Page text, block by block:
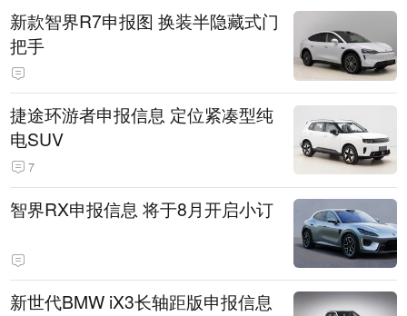
新款智界R7申报图 换装半隐藏式门
把手
捷途环游者申报信息 定位紧凑型纯
电SUV
7
智界RX申报信息 将于8月开启小订
新世代BMW iX3长轴距版申报信息